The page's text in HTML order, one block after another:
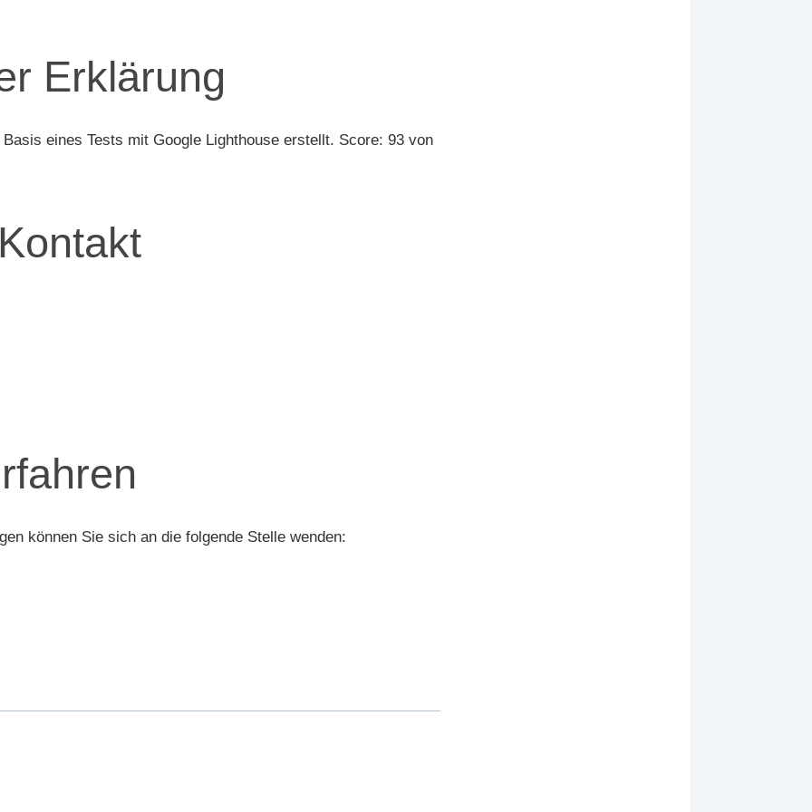
Erklärung
eines Tests mit Google Lighthouse erstellt. Score: 93 von
können Sie sich an die folgende Stelle wenden: